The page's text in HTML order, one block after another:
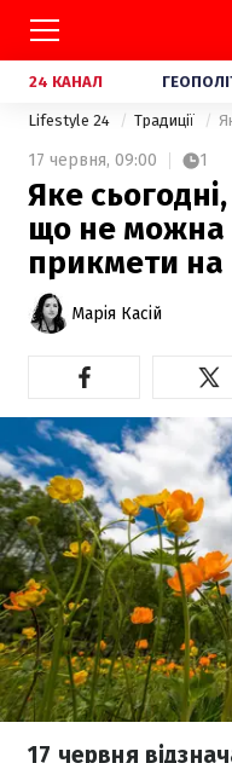
24 КАНАЛ
Lifestyle 24 Традиції
17 червня, 09:00 1
Яке
що не можна
прикмети на
Марія Касій
17 червня